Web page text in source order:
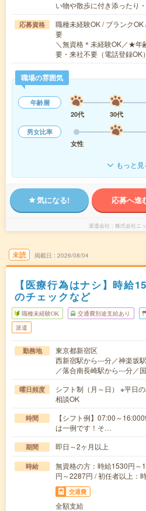
い物や散歩に付き添ったり
応募資格
職種未経験OK / ブランク
要
＼無資格＊未経験OK／★年
要・来社不要（電話登録
職場の雰囲気
年齢層
20代
30代
男女比率
女性
もっと見
気になる! 応募へ進
派遣会社 株式会社ニ
未読 掲載日 2026/08/04
【医療行為はナシ】時給
のチェックなど
職種未経験OK 交通費別途支給あり
派遣
勤務地
東京都新宿区
西新宿駅から---分／神楽坂
／落合南長崎駅から---分／
曜日頻度
シフト制（月～日） ※平日
相談OK
時間
【シフト例】07:00～
は一例です！そ…
期間 即日～2ヶ月以上
時給
無資格の方：時給1530円～
円～2287円 / 初任者以上：
交通費
全額支給